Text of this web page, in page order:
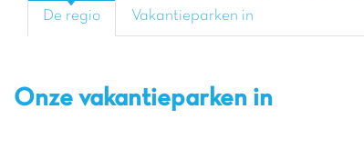
De regio Vakantieparken in
Onze vakantieparken in